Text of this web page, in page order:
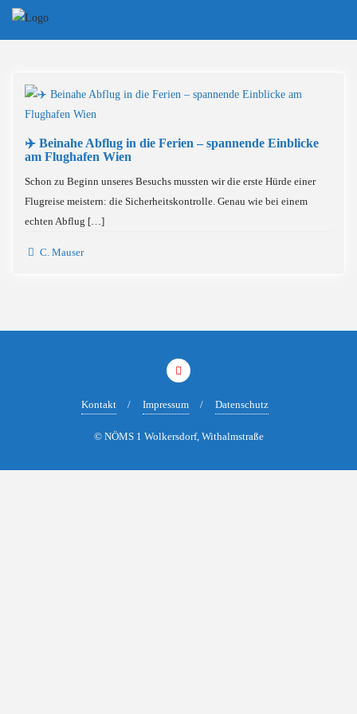
Skip
✈️ Beinahe Abflug in die Ferien – spannende Einblicke
am Flughafen Wien
Schon zu Beginn unseres Besuchs mussten wir die erste Hürde einer
Flugreise meistern: die Sicherheitskontrolle. Genau wie bei einem
echten Abflug […]
C. Mauser
Kontakt Impressum Datenschutz